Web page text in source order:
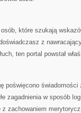
które szukają
z
ten portal powstał
poświęcono świadomości
zagadnienia w sposób
zachowaniem